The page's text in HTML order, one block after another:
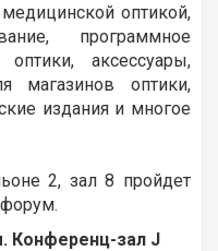
оптикой,
программное
аксессуары,
магазинов оптики,
издания и многое
2, зал 8 пройдет
Конференц-зал J